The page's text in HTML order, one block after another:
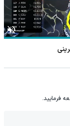
فرمایید.